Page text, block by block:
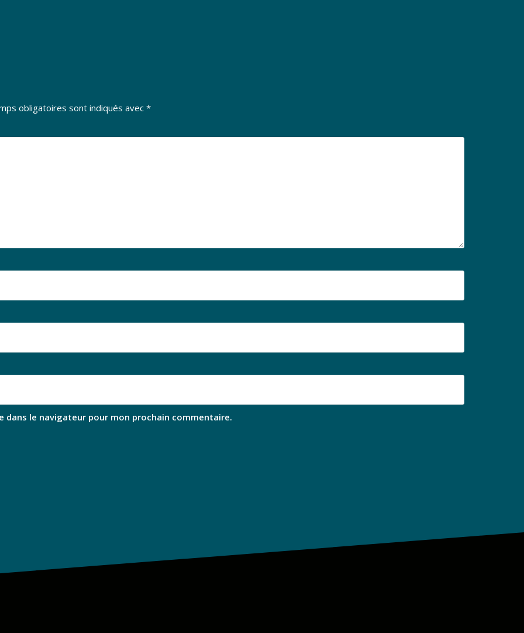
obligatoires sont indiqués avec *
le navigateur pour mon prochain commentaire.